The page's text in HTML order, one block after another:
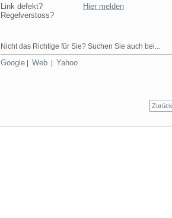
Link defekt?
Regelverstoss?
Hier melden
Nicht das Richtige für Sie? Suchen Sie auch bei...
Google Web Yahoo
Zurück